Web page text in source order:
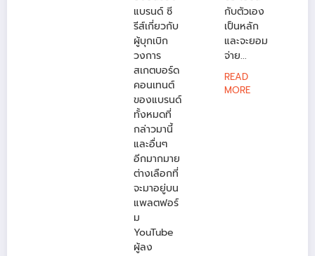
แบรนด์ ซี
รีส์เกี่ยวกับ
ผู้บุกเบิก
วงการ
สเกตบอร์ด
คอนเทนต์
ของแบรนด์
ทั้งหมดที่
กล่าวมานี้
และอื่นๆ
อีกมากมาย
ต่างเลือกที่
จะมาอยู่บน
แพลตฟอร์
ม
YouTube
ผู้ลง
กับตัวเอง
เป็นหลัก
และจะยอม
จ่าย...
READ
MORE